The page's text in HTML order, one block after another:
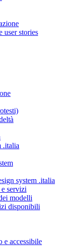
user stories
.italia
system .italia
servizi
modelli
disponibili
e accessibile